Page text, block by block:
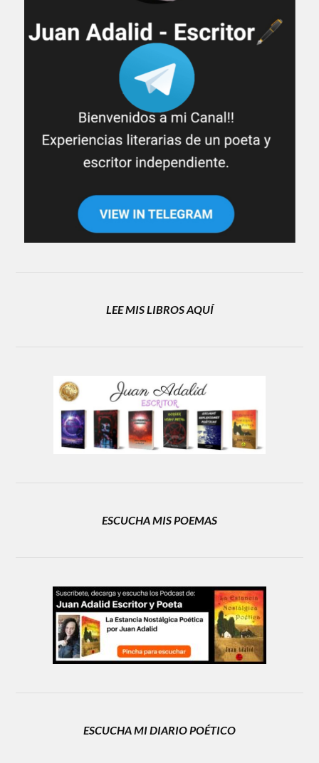
LEE MIS LIBROS AQUÍ
ESCUCHA MIS POEMAS
ESCUCHA MI DIARIO POÉTICO